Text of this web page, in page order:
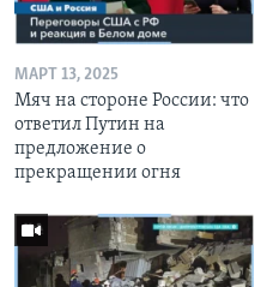
МАРТ 13, 2025
Мяч на стороне России: что
ответил Путин на
предложение о
прекращении огня